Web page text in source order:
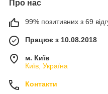
Про нас
99% позитивних з 69
Працює з 10.08.2018
м. Київ
Київ, Україна
Контакти